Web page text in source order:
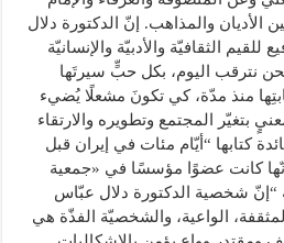
الأديان والمذاهب. إنّ الدكتورة دلال
الثقافيّة والأدبيّة والإنسانيّة
نترقب اليوم، بكل حبٍّ سيرتَها
منذ مدّة، كي تكونَ مشعلًا يُضيء
المجتمع وتطويره والارتقاء
كتابها “أيّام مئات في إيران قبل
إنّها كانت عضوًا مؤسسًا في «جمعية
“إنّ شخصية الدكتورة دلال عبّاس
الواعية، والشخصيّة الفذّة هي